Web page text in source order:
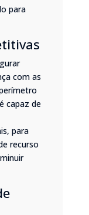
para
com as
capaz de
para
recurso